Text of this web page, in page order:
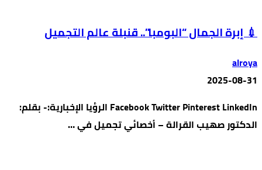
💉 إبرة الجمال “البومبا”.. قنبلة عالم التجميل
alroya
2025-08-31
Facebook Twitter Pinterest LinkedIn الرؤيا الإخبارية:- بقلم:
الدكتور صهيب القرالة – أخصائي تجميل في …